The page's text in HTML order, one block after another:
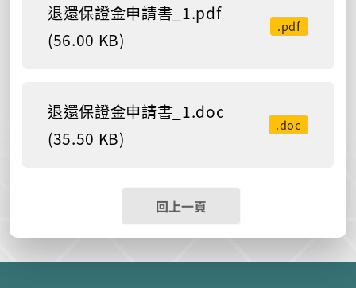
退還保證金申請書_1.pdf
(56.00 KB)
.pdf
退還保證金申請書_1.doc
(35.50 KB)
.doc
回上一頁